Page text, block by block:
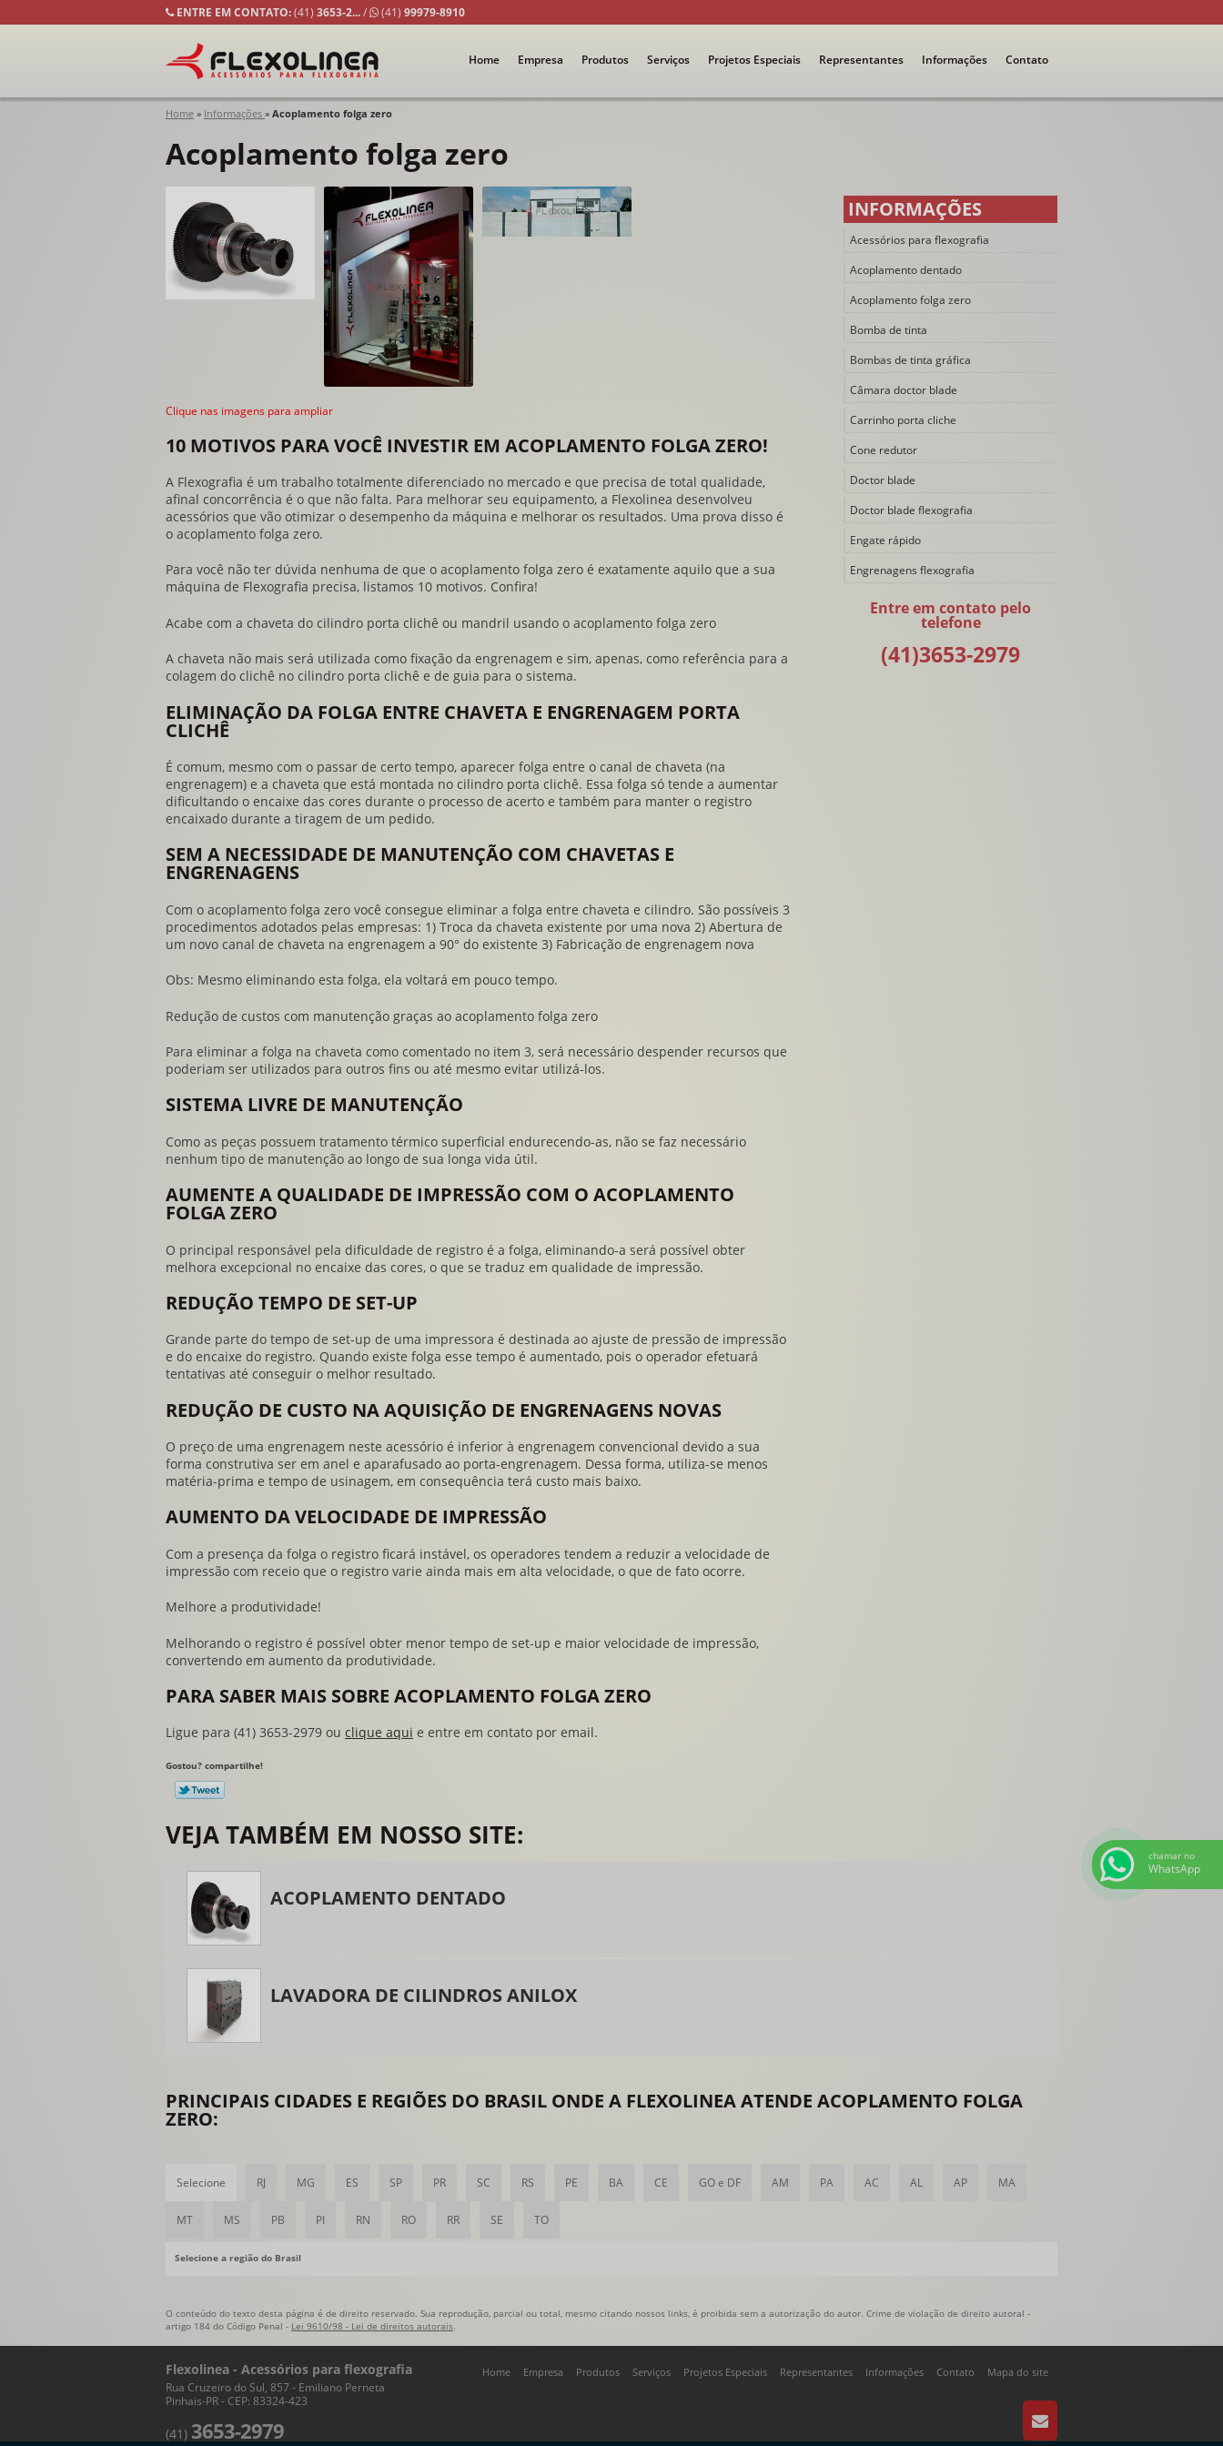
ENTRE EM CONTATO:(41) 3653-2.../ (41) 99979-8910
Home Empresa Produtos Serviços Projetos Especiais Representantes Informações Contato
Home » Informações » Acoplamento folga zero
Acoplamento folga zero
Clique nas imagens para ampliar
10 MOTIVOS PARA VOCÊ INVESTIR EM ACOPLAMENTO FOLGA ZERO!
A Flexografia é um trabalho totalmente diferenciado no mercado e que precisa de total qualidade,
afinal concorrência é o que não falta. Para melhorar seu equipamento, a Flexolinea desenvolveu
acessórios que vão otimizar o desempenho da máquina e melhorar os resultados. Uma prova disso é
o acoplamento folga zero.
Para você não ter dúvida nenhuma de que o acoplamento folga zero é exatamente aquilo que a sua
máquina de Flexografia precisa, listamos 10 motivos. Confira!
Acabe com a chaveta do cilindro porta clichê ou mandril usando o acoplamento folga zero
A chaveta não mais será utilizada como fixação da engrenagem e sim, apenas, como referência para a
colagem do clichê no cilindro porta clichê e de guia para o sistema.
ELIMINAÇÃO DA FOLGA ENTRE CHAVETA E ENGRENAGEM PORTA
CLICHÊ
É comum, mesmo com o passar de certo tempo, aparecer folga entre o canal de chaveta (na
engrenagem) e a chaveta que está montada no cilindro porta clichê. Essa folga só tende a aumentar
dificultando o encaixe das cores durante o processo de acerto e também para manter o registro
encaixado durante a tiragem de um pedido.
SEM A NECESSIDADE DE MANUTENÇÃO COM CHAVETAS E
ENGRENAGENS
Com o acoplamento folga zero você consegue eliminar a folga entre chaveta e cilindro. São possíveis 3
procedimentos adotados pelas empresas: 1) Troca da chaveta existente por uma nova 2) Abertura de
um novo canal de chaveta na engrenagem a 90° do existente 3) Fabricação de engrenagem nova
Obs: Mesmo eliminando esta folga, ela voltará em pouco tempo.
Redução de custos com manutenção graças ao acoplamento folga zero
Para eliminar a folga na chaveta como comentado no item 3, será necessário despender recursos que
poderiam ser utilizados para outros fins ou até mesmo evitar utilizá-los.
SISTEMA LIVRE DE MANUTENÇÃO
Como as peças possuem tratamento térmico superficial endurecendo-as, não se faz necessário
nenhum tipo de manutenção ao longo de sua longa vida útil.
AUMENTE A QUALIDADE DE IMPRESSÃO COM O ACOPLAMENTO
FOLGA ZERO
O principal responsável pela dificuldade de registro é a folga, eliminando-a será possível obter
melhora excepcional no encaixe das cores, o que se traduz em qualidade de impressão.
REDUÇÃO TEMPO DE SET-UP
Grande parte do tempo de set-up de uma impressora é destinada ao ajuste de pressão de impressão
e do encaixe do registro. Quando existe folga esse tempo é aumentado, pois o operador efetuará
tentativas até conseguir o melhor resultado.
REDUÇÃO DE CUSTO NA AQUISIÇÃO DE ENGRENAGENS NOVAS
O preço de uma engrenagem neste acessório é inferior à engrenagem convencional devido a sua
forma construtiva ser em anel e aparafusado ao porta-engrenagem. Dessa forma, utiliza-se menos
matéria-prima e tempo de usinagem, em consequência terá custo mais baixo.
AUMENTO DA VELOCIDADE DE IMPRESSÃO
Com a presença da folga o registro ficará instável, os operadores tendem a reduzir a velocidade de
impressão com receio que o registro varie ainda mais em alta velocidade, o que de fato ocorre.
Melhore a produtividade!
Melhorando o registro é possível obter menor tempo de set-up e maior velocidade de impressão,
convertendo em aumento da produtividade.
PARA SABER MAIS SOBRE ACOPLAMENTO FOLGA ZERO
Ligue para (41) 3653-2979 ou clique aqui e entre em contato por email.
Gostou? compartilhe!
INFORMAÇÕES
Acessórios para flexografia
Acoplamento dentado
Acoplamento folga zero
Bomba de tinta
Bombas de tinta gráfica
Câmara doctor blade
Carrinho porta cliche
Cone redutor
Doctor blade
Doctor blade flexografia
Engate rápido
Engrenagens flexografia
Filtro de tinta
Impressora flexográfica
Impressora flexográfica 4 cores
Entre em contato pelo
telefone
(41)3653-2979
VEJA TAMBÉM EM NOSSO SITE:
ACOPLAMENTO DENTADO
LAVADORA DE CILINDROS ANILOX
PRINCIPAIS CIDADES E REGIÕES DO BRASIL ONDE A FLEXOLINEA ATENDE ACOPLAMENTO FOLGA
ZERO:
Selecione RJ MG ES SP PR SC RS PE BA CE GO e DF AM PA AC AL AP MA
MT MS PB PI RN RO RR SE TO
Selecione a região do Brasil
O conteúdo do texto desta página é de direito reservado. Sua reprodução, parcial ou total, mesmo citando nossos links, é proibida sem a autorização do autor. Crime de violação de direito autoral -
artigo 184 do Código Penal - Lei 9610/98 - Lei de direitos autorais.
Flexolinea - Acessórios para flexografia
Rua Cruzeiro do Sul, 857 - Emiliano Perneta
Pinhais-PR - CEP: 83324-423
(41) 3653-2979
Home Empresa Produtos Serviços Projetos Especiais Representantes Informações Contato Mapa do site
chamar no
WhatsApp